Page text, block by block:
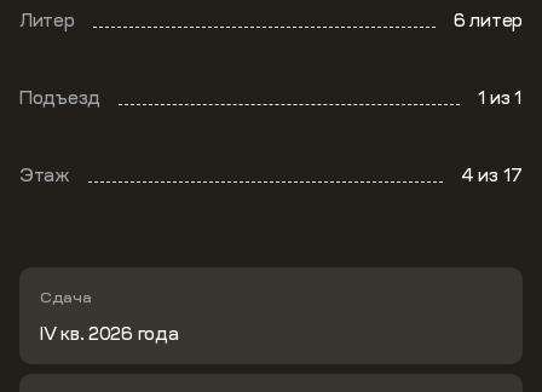
Литер 6 литер
Подъезд 1из 1
Этаж 4из 17
Сдача
IV кв. 2026 года